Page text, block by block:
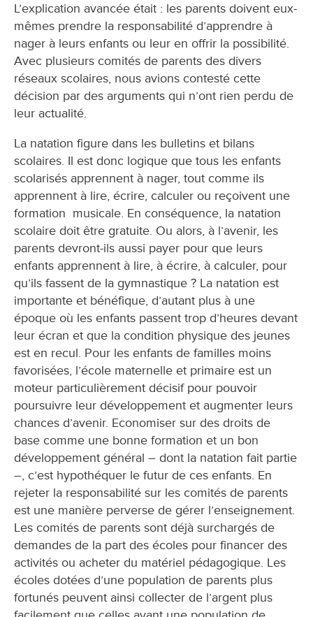
L’explication avancée était : les parents doivent eux-
mêmes prendre la responsabilité d’apprendre à
nager à leurs enfants ou leur en offrir la possibilité.
Avec plusieurs comités de parents des divers
réseaux scolaires, nous avions contesté cette
décision par des arguments qui n’ont rien perdu de
leur actualité.
La natation figure dans les bulletins et bilans
scolaires. Il est donc logique que tous les enfants
scolarisés apprennent à nager, tout comme ils
apprennent à lire, écrire, calculer ou reçoivent une
formation musicale. En conséquence, la natation
scolaire doit être gratuite. Ou alors, à l’avenir, les
parents devront-ils aussi payer pour que leurs
enfants apprennent à lire, à écrire, à calculer, pour
qu’ils fassent de la gymnastique ? La natation est
importante et bénéfique, d’autant plus à une
époque où les enfants passent trop d’heures devant
leur écran et que la condition physique des jeunes
est en recul. Pour les enfants de familles moins
favorisées, l’école maternelle et primaire est un
moteur particulièrement décisif pour pouvoir
poursuivre leur développement et augmenter leurs
chances d’avenir. Economiser sur des droits de
base comme une bonne formation et un bon
développement général – dont la natation fait partie
–, c’est hypothéquer le futur de ces enfants. En
rejeter la responsabilité sur les comités de parents
est une manière perverse de gérer l’enseignement.
Les comités de parents sont déjà surchargés de
demandes de la part des écoles pour financer des
activités ou acheter du matériel pédagogique. Les
écoles dotées d’une population de parents plus
fortunés peuvent ainsi collecter de l’argent plus